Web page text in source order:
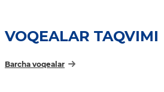
VOQEALAR TAQVIMI
Barcha voqealar